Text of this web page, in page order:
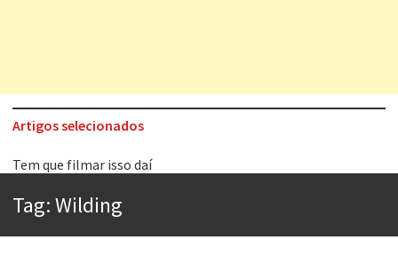
Artigos selecionados
Tem que filmar isso daí
Aprender a fracassar é o segredo do sucesso
Tag:Wilding